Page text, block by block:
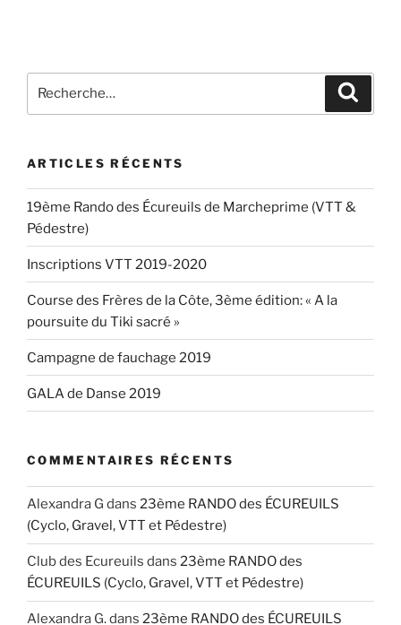
pour
ARTICLES RÉCENTS
19ème Rando des Écureuils de Marcheprime (VTT &
Pédestre)
Inscriptions VTT 2019-2020
Course des Frères de la Côte, 3ème édition: « A la
poursuite du Tiki sacré »
Campagne de fauchage 2019
GALA de Danse 2019
COMMENTAIRES RÉCENTS
Alexandra G dans 23ème RANDO des ÉCUREUILS
(Cyclo, Gravel, VTT et Pédestre)
Club des Ecureuils dans 23ème RANDO des
ÉCUREUILS (Cyclo, Gravel, VTT et Pédestre)
Alexandra G.dans 23ème RANDO des ÉCUREUILS